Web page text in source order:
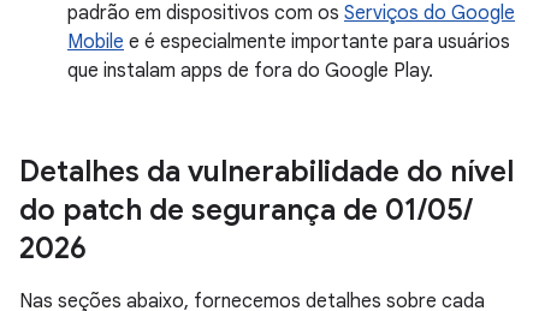
padrão em dispositivos com os Serviços do Google
Mobile e é especialmente importante para usuários
que instalam apps de fora do Google Play.
Detalhes da vulnerabilidade do nível
do patch de segurança de 01/05/
2026
Nas seções abaixo, fornecemos detalhes sobre cada